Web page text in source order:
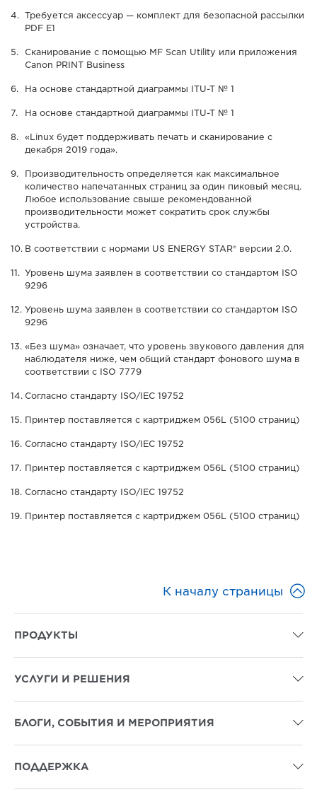
Требуется аксессуар — комплект для безопасной рассылки
PDF E1
Сканирование с помощью MF Scan Utility или приложения
Canon PRINT Business
На основе стандартной диаграммы ITU-T № 1
На основе стандартной диаграммы ITU-T № 1
«Linux будет поддерживать печать и сканирование с
декабря 2019 года».
Производительность определяется как максимальное
количество напечатанных страниц за один пиковый месяц.
Любое использование свыше рекомендованной
производительности может сократить срок службы
устройства.
В соответствии с нормами US ENERGY STAR® версии 2.0.
Уровень шума заявлен в соответствии со стандартом ISO
9296
Уровень шума заявлен в соответствии со стандартом ISO
9296
«Без шума» означает, что уровень звукового давления для
наблюдателя ниже, чем общий стандарт фонового шума в
соответствии с ISO 7779
Согласно стандарту ISO/IEC 19752
Принтер поставляется с картриджем 056L (5100 страниц)
Согласно стандарту ISO/IEC 19752
Принтер поставляется с картриджем 056L (5100 страниц)
Согласно стандарту ISO/IEC 19752
Принтер поставляется с картриджем 056L (5100 страниц)
К началу страницы 
ПРОДУКТЫ 
УСЛУГИ И РЕШЕНИЯ 
БЛОГИ, СОБЫТИЯ И МЕРОПРИЯТИЯ 
ПОДДЕРЖКА 